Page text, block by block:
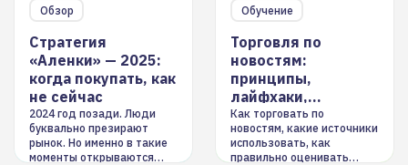
Обзор
Стратегия
«Аленки» — 2025:
когда покупать, как
не сейчас
2024 год позади. Люди
буквально презирают
рынок. Но именно в такие
моменты открываются
Обучение
Торговля по
новостям:
принципы,
лайфхаки,
инструменты
Как торговать по
новостям, какие источники
использовать, как
правильно оценивать